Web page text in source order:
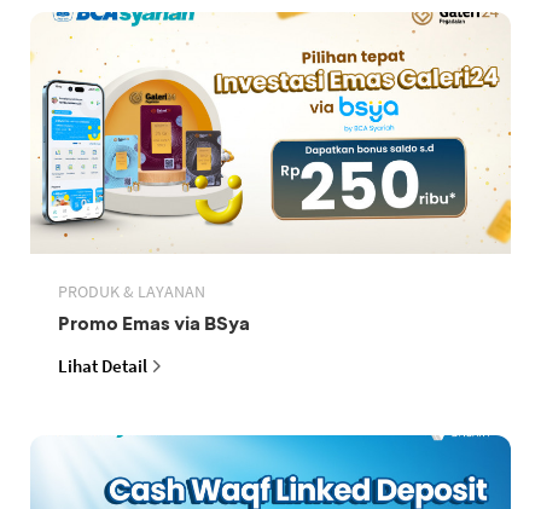
PRODUK & LAYANAN
Promo Emas via BSya
Lihat Detail